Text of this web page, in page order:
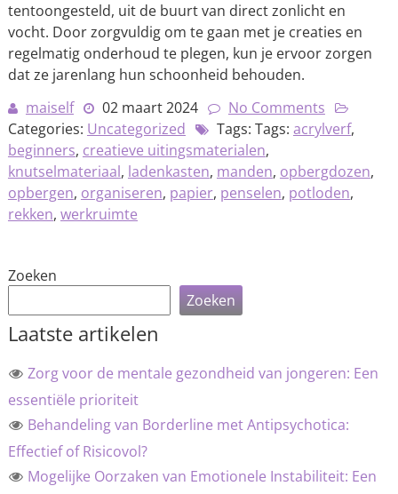
tentoongesteld, uit de buurt van direct zonlicht en
vocht. Door zorgvuldig om te gaan met je creaties en
regelmatig onderhoud te plegen, kun je ervoor zorgen
dat ze jarenlang hun schoonheid behouden.
maiself
02 maart 2024
No Comments
Categories: Uncategorized Tags: Tags: acrylverf,
beginners, creatieve uitingsmaterialen,
knutselmateriaal, ladenkasten, manden, opbergdozen,
opbergen, organiseren, papier, penselen, potloden,
rekken, werkruimte
Zoeken
Zoeken
Laatste artikelen
Zorg voor de mentale gezondheid van jongeren: Een
essentiële prioriteit
Behandeling van Borderline met Antipsychotica:
Effectief of Risicovol?
Mogelijke Oorzaken van Emotionele Instabiliteit: Een